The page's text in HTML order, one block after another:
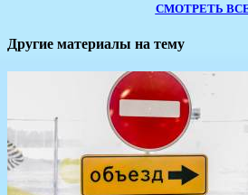
СМОТРЕТЬ
Другие материалы на тему